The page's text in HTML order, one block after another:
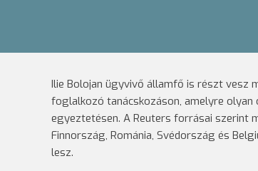
Ilie Bolojan ügyvivő államfő is részt vesz
foglalkozó tanácskozáson, amelyre
egyeztetésen. A Reuters forrásai szerint
Finnország, Románia, Svédország és
lesz.